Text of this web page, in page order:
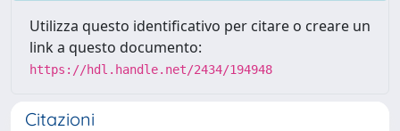
Utilizza questo identificativo per citare o creare un
link a questo documento:
https://hdl.handle.net/2434/194948
Citazioni